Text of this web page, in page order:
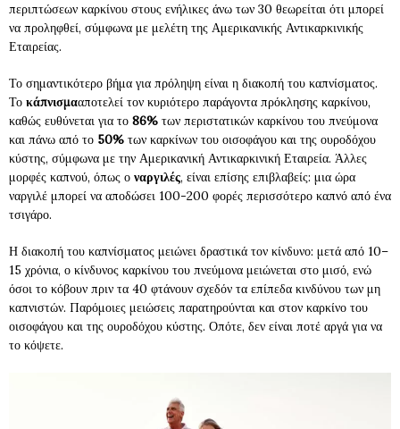
περιπτώσεων καρκίνου στους ενήλικες άνω των 30 θεωρείται ότι μπορεί
να προληφθεί, σύμφωνα με μελέτη της Αμερικανικής Αντικαρκινικής
Εταιρείας.
Το σημαντικότερο βήμα για πρόληψη είναι η διακοπή του καπνίσματος.
Το κάπνισμααποτελεί τον κυριότερο παράγοντα πρόκλησης καρκίνου,
καθώς ευθύνεται για το 86% των περιστατικών καρκίνου του πνεύμονα
και πάνω από το 50% των καρκίνων του οισοφάγου και της ουροδόχου
κύστης, σύμφωνα με την Αμερικανική Αντικαρκινική Εταιρεία. Άλλες
μορφές καπνού, όπως ο ναργιλές, είναι επίσης επιβλαβείς: μια ώρα
ναργιλέ μπορεί να αποδώσει 100-200 φορές περισσότερο καπνό από ένα
τσιγάρο.
Η διακοπή του καπνίσματος μειώνει δραστικά τον κίνδυνο: μετά από 10–
15 χρόνια, ο κίνδυνος καρκίνου του πνεύμονα μειώνεται στο μισό, ενώ
όσοι το κόβουν πριν τα 40 φτάνουν σχεδόν τα επίπεδα κινδύνου των μη
καπνιστών. Παρόμοιες μειώσεις παρατηρούνται και στον καρκίνο του
οισοφάγου και της ουροδόχου κύστης. Οπότε, δεν είναι ποτέ αργά για να
το κόψετε.